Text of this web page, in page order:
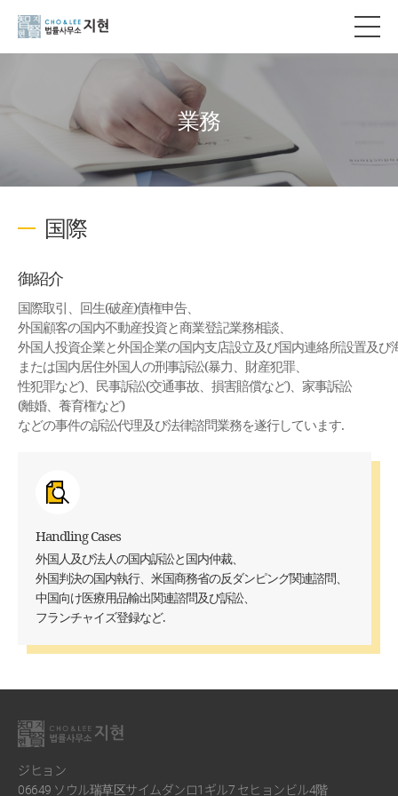
業務
国際
御紹介
国際取引、回生(破産)債権申告、
外国顧客の国内不動産投資と商業登記業務相談、
外国人投資企業と外国企業の国内支店設立及び国内連絡所設置及び
または国内居住外国人の刑事訴訟(暴力、財産犯罪、
性犯罪など)、民事訴訟(交通事故、損害賠償など)、家事訴訟
(離婚、養育権など)
などの事件の訴訟代理及び法律諮問業務を遂行しています.
Handling Cases
外国人及び法人の国内訴訟と国内仲裁、
外国判決の国内執行、米国商務省の反ダンピング関連諮問、
中国向け医療用品輸出関連諮問及び訴訟、
フランチャイズ登録など.
ジヒョン
06649 ソウル瑞草区サイムダンロ1ギル7 セヒョンビル4階